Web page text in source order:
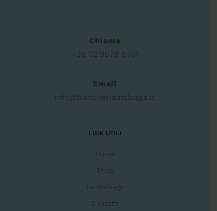
Chiama
+39 02 9678 8461
Email
info@biancheriamalpaga.it
LINK UTILI
Home
Shop
La Malpaga
Contatti